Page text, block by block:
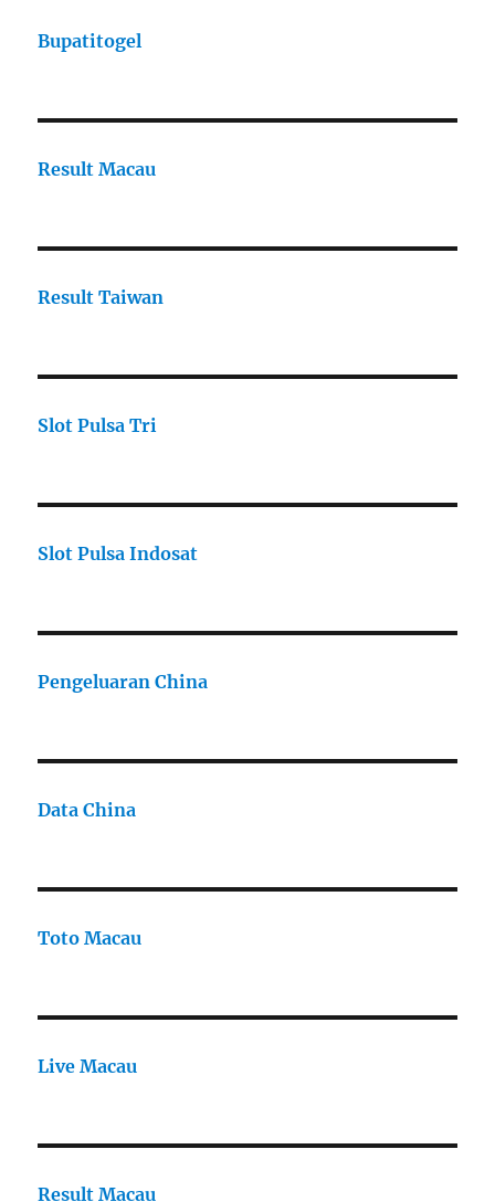
Bupatitogel
Result Macau
Result Taiwan
Slot Pulsa Tri
Slot Pulsa Indosat
Pengeluaran China
Data China
Toto Macau
Live Macau
Result Macau